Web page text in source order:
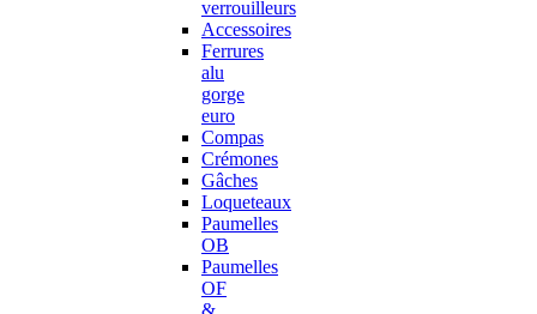
verrouilleurs
Accessoires
Ferrures
alu
gorge
euro
Compas
Crémones
Gâches
Loqueteaux
Paumelles
OB
Paumelles
OF
&